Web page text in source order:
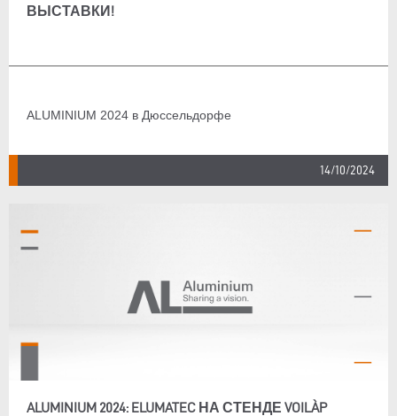
ВЫСТАВКИ!
ALUMINIUM 2024 в Дюссельдорфе
14/10/2024
ALUMINIUM 2024: ELUMATEC НА СТЕНДЕ VOILÀP